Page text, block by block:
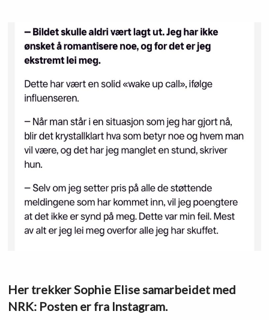
Her trekker Sophie Elise samarbeidet med
NRK: Posten er fra Instagram.